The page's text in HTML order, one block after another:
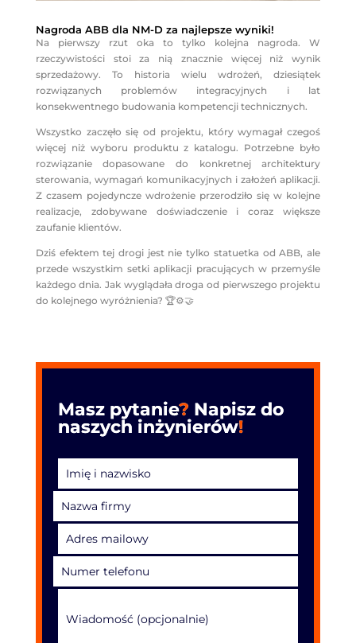
Nagroda ABB dla NM-D za najlepsze wyniki!
Na pierwszy rzut oka to tylko kolejna nagroda. W
rzeczywistości stoi za nią znacznie więcej niż wynik
sprzedażowy. To historia wielu wdrożeń, dziesiątek
rozwiązanych problemów integracyjnych i lat
konsekwentnego budowania kompetencji technicznych.
Wszystko zaczęło się od projektu, który wymagał czegoś
więcej niż wyboru produktu z katalogu. Potrzebne było
rozwiązanie dopasowane do konkretnej architektury
sterowania, wymagań komunikacyjnych i założeń aplikacji.
Z czasem pojedyncze wdrożenie przerodziło się w kolejne
realizacje, zdobywane doświadczenie i coraz większe
zaufanie klientów.
Dziś efektem tej drogi jest nie tylko statuetka od ABB, ale
przede wszystkim setki aplikacji pracujących w przemyśle
każdego dnia. Jak wyglądała droga od pierwszego projektu
do kolejnego wyróżnienia? 🏆⚙️🤝
Masz pytanie? Napisz do
naszych inżynierów!